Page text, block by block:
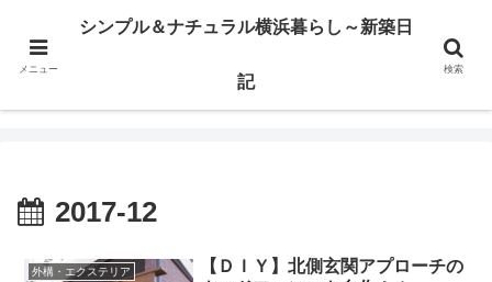
横浜市某区で注文住宅の建築日記とか、ウッドデッキのこととかを書いてます
シンプル＆ナチュラル横浜暮らし～新築日記
2017-12
外構・エクステリア
【ＤＩＹ】北側玄関アプローチの
メニュー
シンプル＆ナチュラル横浜暮らし～新築日
記
検索